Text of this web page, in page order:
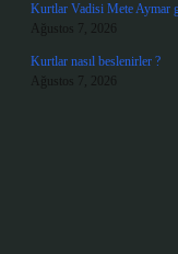
Kurtlar Vadisi Mete Aymar
Ağustos 7, 2026
Kurtlar nasıl beslenirler ?
Ağustos 7, 2026